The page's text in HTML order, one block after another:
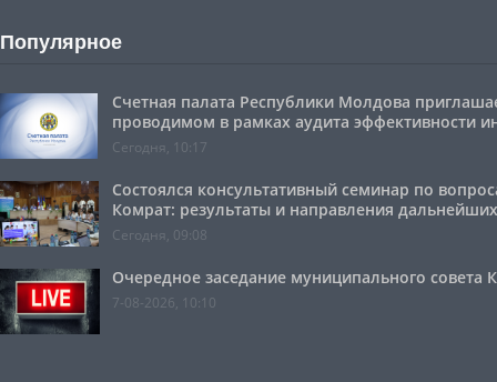
Популярное
Счетная палата Республики Молдова
проводимом в рамках аудита эффективности
Сегодня, 10:17
Состоялся консультативный семинар по
Комрат: результаты и направления
Сегодня, 09:08
Очередное заседание муниципального совета
7-08-2026, 10:10